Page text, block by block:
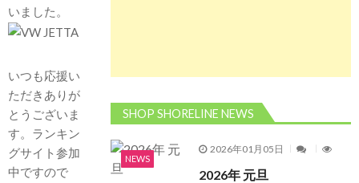
いました。
いつも応援い
ただきありが
とうございま
す。ランキン
グサイト参加
中ですので
SHOP SHORELINE NEWS
NEWS
2026年01月05日
2026年 元旦